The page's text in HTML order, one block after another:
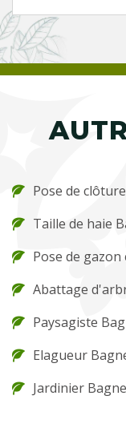
Pose de
Taille de haie
Pose de
Abattage
Paysagiste
Elagueur
Jardinier